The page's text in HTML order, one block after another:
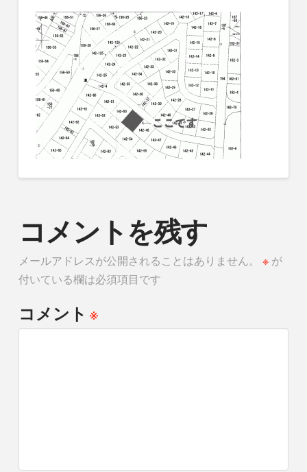
コメントを残す
メールアドレスが公開されることはありません。 ※が
付いている欄は必須項目です
コメント※